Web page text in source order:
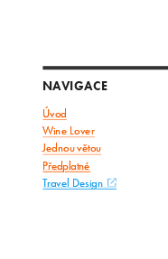
NAVIGACE
Úvod
Wine Lover
Jednou větou
Předplatné
Travel Design